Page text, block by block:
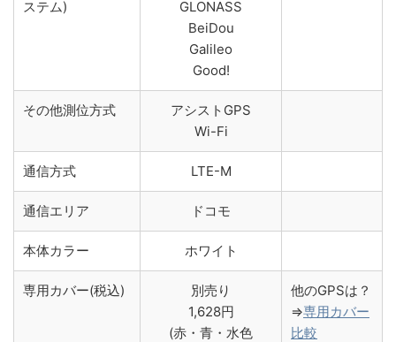
ステム)
GLONASS
BeiDou
Galileo
Good!
その他測位方式
アシストGPS
Wi-Fi
通信方式 LTE-M
通信エリア ドコモ
本体カラー ホワイト
専用カバー(税込)
別売り
1,628円
(赤・青・水色
他のGPSは？
⇒専用カバー
比較